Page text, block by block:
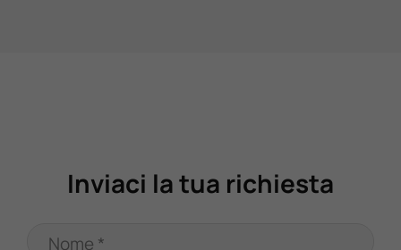
Inviaci la tua richiesta
Nome *